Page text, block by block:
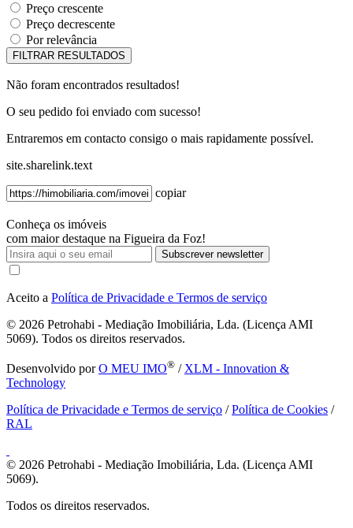
Preço crescente
Preço decrescente
Por relevância
Não foram encontrados resultados!
O seu pedido foi enviado com sucesso!
Entraremos em contacto consigo o mais rapidamente possível.
site.sharelink.text
copiar
Conheça os imóveis
com maior destaque na Figueira da Foz!
Subscrever newsletter
Aceito a Política de Privacidade e Termos de serviço
© 2026 Petrohabi - Mediação Imobiliária, Lda. (Licença AMI
5069). Todos os direitos reservados.
Desenvolvido porO MEU IMO® / XLM - Innovation &
Technology
Política de Privacidade e Termos de serviço /Política de Cookies /
RAL
© 2026 Petrohabi - Mediação Imobiliária, Lda. (Licença AMI
5069).
Todos os direitos reservados.